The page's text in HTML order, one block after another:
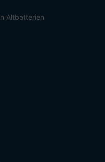
Altbatterien